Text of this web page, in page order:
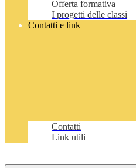
Offerta formativa
I progetti delle classi
Contatti e link
Contatti
Link utili